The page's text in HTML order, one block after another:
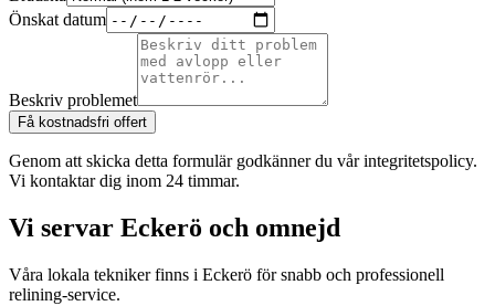
Önskat datum
Beskriv problemet
Få kostnadsfri offert
Genom att skicka detta formulär godkänner du vår integritetspolicy.
Vi kontaktar dig inom 24 timmar.
Vi servar Eckerö och omnejd
Våra lokala tekniker finns i Eckerö för snabb och professionell
relining-service.